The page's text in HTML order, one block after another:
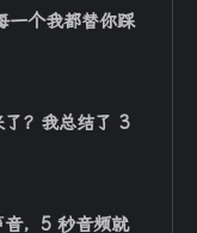
一个我都替你踩
？我总结了 3
音，5 秒音频就